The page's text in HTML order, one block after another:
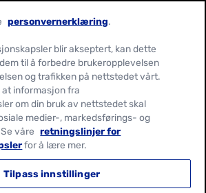
POCKETS ER
FOR START!
personvernerklæring.
blir akseptert, kan dette
til å forbedre brukeropplevelsen
og trafikken på nettstedet vårt.
at informasjon fra
om din bruk av nettstedet skal
medier-, markedsførings- og
våre retningslinjer for
for å lære mer.
Tilpass innstillinger